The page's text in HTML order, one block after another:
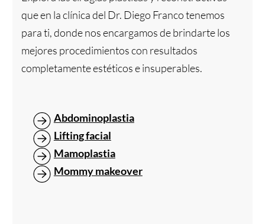
que en la clínica del Dr. Diego Franco tenemos
para ti, donde nos encargamos de brindarte los
mejores procedimientos con resultados
completamente estéticos e insuperables.
Abdominoplastia
Lifting facial
Mamoplastia
Mommy makeover